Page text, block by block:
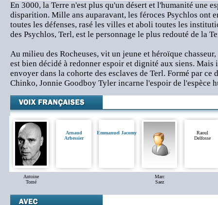
En 3000, la Terre n'est plus qu'un désert et l'humanité une
disparition. Mille ans auparavant, les féroces Psychlos ont
toutes les défenses, rasé les villes et aboli toutes les
des Psychlos, Terl, est le personnage le plus redouté de la
Au milieu des Rocheuses, vit un jeune et héroïque
est bien décidé à redonner espoir et dignité aux siens. Mais
envoyer dans la cohorte des esclaves de Terl. Formé par ce
Chinko, Jonnie Goodboy Tyler incarne l'espoir de l'espèce
Antoine
Tomé
Arnaud
Arbessier
Emmanuel Jacomy
Marc
Saez
Raoul
Delfosse